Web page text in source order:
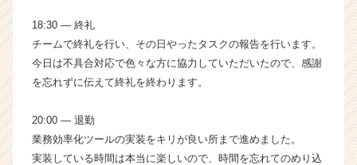
18:30 ― 終礼
チームで終礼を行い、その日やったタスクの報告を行います。
今日は不具合対応で色々な方に協力していただいたので、感謝
を忘れずに伝えて終礼を終わります。
20:00 ― 退勤
業務効率化ツールの実装をキリが良い所まで進めました。
実装している時間は本当に楽しいので、時間を忘れてのめり込